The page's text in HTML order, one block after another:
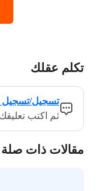
تكلم عقلك
تسجيل/تسجيل
ثم اكتب تعليقك
مقالات ذات صلة